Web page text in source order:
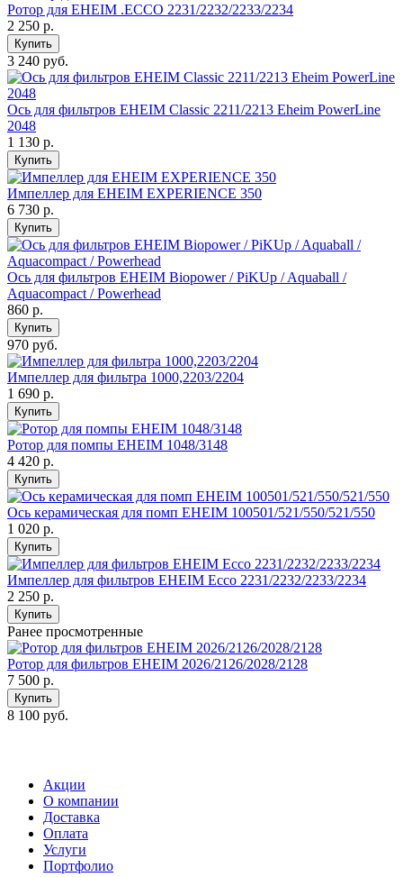
Ротор для EHEIM .ECCO 2231/2232/2233/2234
2 250 р.
Купить
3 240 руб.
Ось для фильтров EHEIM Classic 2211/2213 Eheim PowerLine
2048
1 130 р.
Купить
Импеллер для EHEIM EXPERIENCE 350
6 730 р.
Купить
Ось для фильтров EHEIM Biopower / PiKUp / Aquaball /
Aquacompact / Powerhead
860 р.
Купить
970 руб.
Импеллер для фильтра 1000,2203/2204
1 690 р.
Купить
Ротор для помпы EHEIM 1048/3148
4 420 р.
Купить
Ось керамическая для помп EHEIM 100501/521/550/521/550
1 020 р.
Купить
Импеллер для фильтров EHEIM Ecco 2231/2232/2233/2234
2 250 р.
Купить
Ранее просмотренные
Ротор для фильтров EHEIM 2026/2126/2028/2128
7 500 р.
Купить
8 100 руб.
Акции
О компании
Доставка
Оплата
Услуги
Портфолио